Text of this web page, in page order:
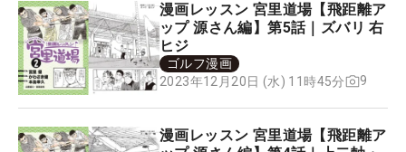
漫画レッスン 宮里道場【飛距離ア
ップ 源さん編】第5話｜ズバリ 右
ヒジ
ゴルフ漫画
2023年12月20日 (水) 11時45分
9
漫画レッスン 宮里道場【飛距離ア